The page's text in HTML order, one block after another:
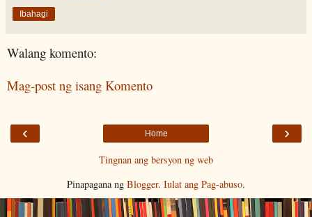
Ibahagi
Walang komento:
Mag-post ng isang Komento
‹ ›
Home
Tingnan ang bersyon ng web
Pinapagana ng Blogger. Iulat ang Pag-abuso.